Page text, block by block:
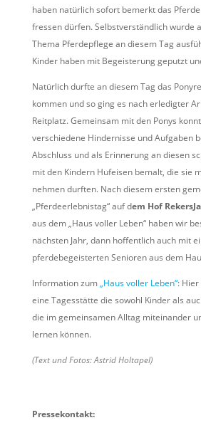
haben natürlich sofort bemerkt das
fressen dürfen. Selbstverständlich wurde
Thema Pferdepflege an diesem Tag
Kinder haben mit Begeisterung geputzt
Natürlich durfte an diesem Tag das
kommen und so ging es nach erledigter
Reitplatz. Gemeinsam mit den Ponys
verschiedene Hindernisse und Aufgaben
Abschluss und als Erinnerung an diesen
mit den Kindern Hufeisen bemalt, die sie
nehmen durften. Nach diesem ersten
„Pferdeerlebnistag“ auf dem Hof
aus dem „Haus voller Leben“ haben wir
nächsten Jahr, dann hoffentlich auch mit
pferdebegeisterten Senioren aus dem
Information zum„Haus voller Leben“: Hier
eine Tagesstätte die sowohl Kinder als
die im gemeinsamen Alltag miteinander
lernen können.
(Text und Fotos: Astrid Holtapel)
Pressekontakt: